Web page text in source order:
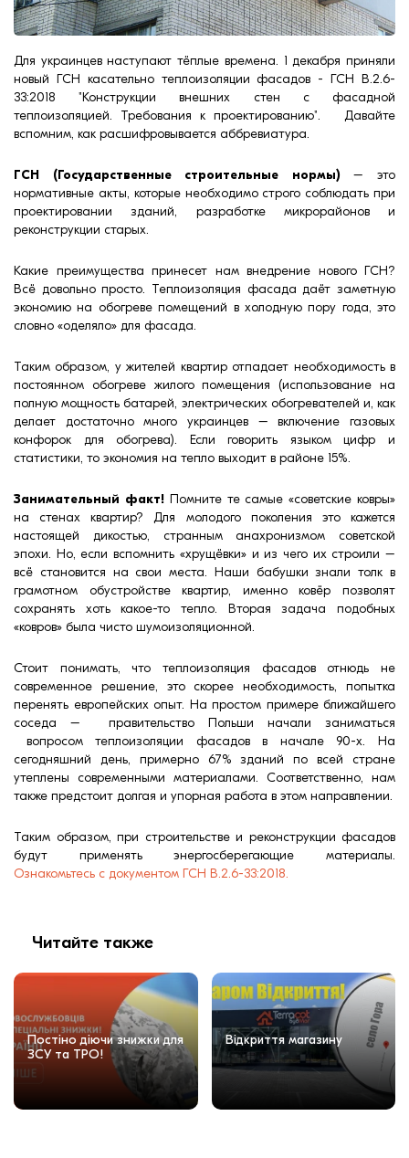
Клинкерная плитка
Ступени, крыльцо
Строительные
смеси
Для украинцев наступают тёплые времена. 1 декабря приняли
новый ГСН касательно теплоизоляции фасадов - ГСН В.2.6-
33:2018 "Конструкции внешних стен с фасадной
теплоизоляцией. Требования к проектированию". Давайте
вспомним, как расшифровывается аббревиатура.
ГСН (Государственные строительные нормы) – это
нормативные акты, которые необходимо строго соблюдать при
проектировании зданий, разработке микрорайонов и
реконструкции старых.
Какие преимущества принесет нам внедрение нового ГСН?
Всё довольно просто. Теплоизоляция фасада даёт заметную
экономию на обогреве помещений в холодную пору года, это
словно «оделяло» для фасада.
Таким образом, у жителей квартир отпадает необходимость в
постоянном обогреве жилого помещения (использование на
полную мощность батарей, электрических обогревателей и, как
делает достаточно много украинцев – включение газовых
конфорок для обогрева). Если говорить языком цифр и
статистики, то экономия на тепло выходит в районе 15%.
Занимательный факт!Помните те самые «советские ковры»
на стенах квартир? Для молодого поколения это кажется
настоящей дикостью, странным анахронизмом советской
эпохи. Но, если вспомнить «хрущёвки» и из чего их строили –
всё становится на свои места. Наши бабушки знали толк в
грамотном обустройстве квартир, именно ковёр позволят
сохранять хоть какое-то тепло. Вторая задача подобных
«ковров» была чисто шумоизоляционной.
Стоит понимать, что теплоизоляция фасадов отнюдь не
современное решение, это скорее необходимость, попытка
перенять европейских опыт. На простом примере ближайшего
соседа – правительство Польши начали заниматься
вопросом теплоизоляции фасадов в начале 90-x. На
сегодняшний день, примерно 67% зданий по всей стране
утеплены современными материалами. Соответственно, нам
также предстоит долгая и упорная работа в этом направлении.
Таким образом, при строительстве и реконструкции фасадов
будут применять энергосберегающие материалы.
Ознакомьтесь с документом ГСН В.2.6-33:2018.
Читайте также
Постіно діючи знижки для
ЗСУ та ТРО!
Відкриття магазину